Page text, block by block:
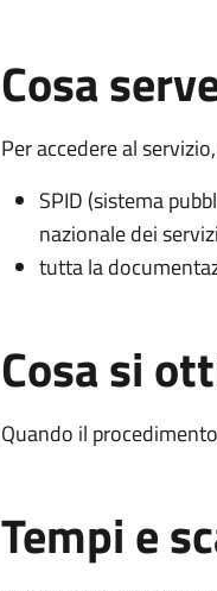
Cosa
Per accedere al
SPID (sistema
nazionale dei
tutta la
Cosa si
Quando il
Tempi e